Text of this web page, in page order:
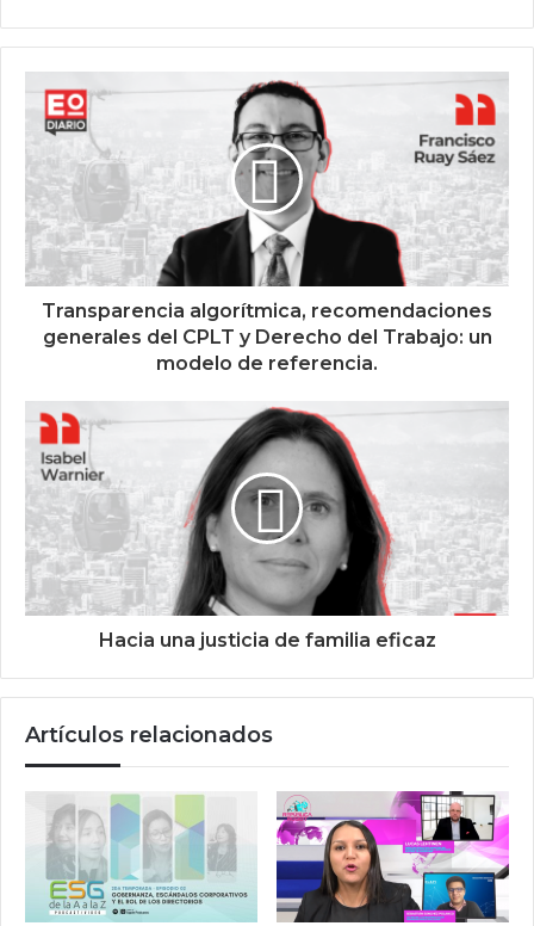
Transparencia algorítmica, recomendaciones
generales del CPLT y Derecho del Trabajo: un
modelo de referencia.
Hacia una justicia de familia eficaz
Artículos relacionados